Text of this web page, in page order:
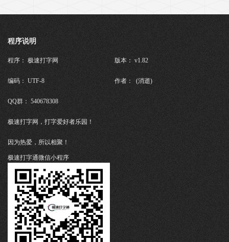
程序说明
程序： 极速打字网 版本： v1.82
编码： UTF-8 作者： (消逝)
QQ群： 540678308
极速打字网，打字爱好者乐园！
因为热爱，所以相聚！
极速打字通微信小程序